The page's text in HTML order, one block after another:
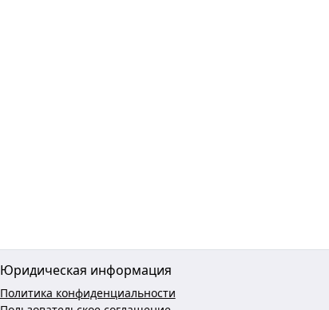
Юридическая информация
Политика конфиденциальности